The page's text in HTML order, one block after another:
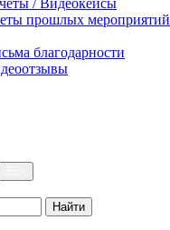
/ Видеокейсы
прошлых мероприятий
благодарности